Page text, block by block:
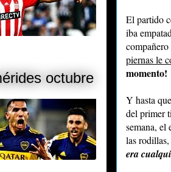
El partido
iba
piernas le
momento!
Y hasta
del primer
semana, el
las
era
octubre